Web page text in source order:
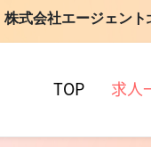
株式会社エージェント
TOP 求人